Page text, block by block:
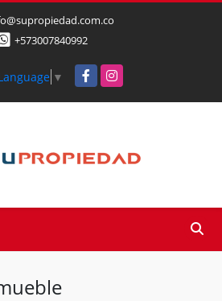
+573007840992
▼ FacebookInstagram